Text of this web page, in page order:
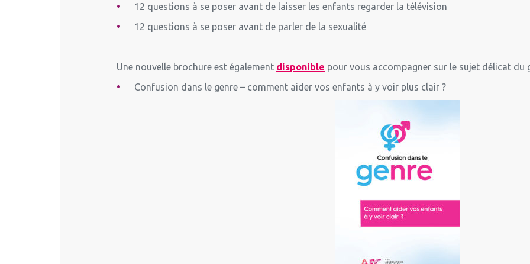
12 questions à se poser avant de laisser les enfants regarder la télévision
12 questions à se poser avant de parler de la sexualité
Une nouvelle brochure est également disponible pour vous accompagner sur le sujet délicat du
Confusion dans le genre – comment aider vos enfants à y voir plus clair ?